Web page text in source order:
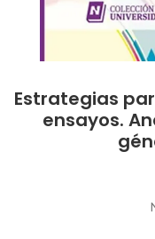
Estrategias
ensayos.